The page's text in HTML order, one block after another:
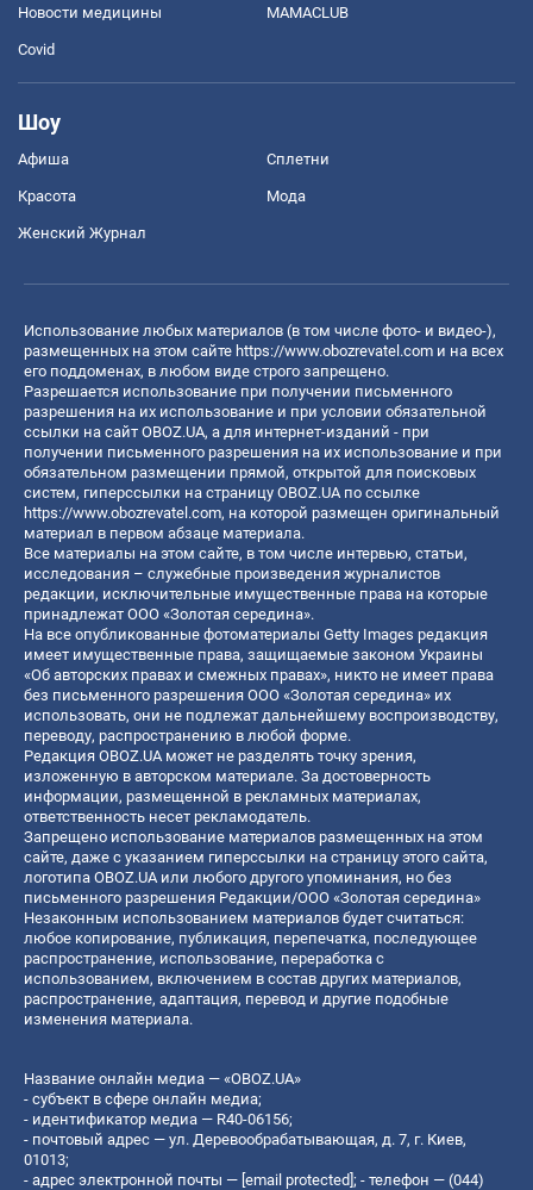
Новости медицины MAMACLUB
Covid
Шоу
Афиша Сплетни
Красота Мода
Женский Журнал
Использование любых материалов (в том числе фото- и видео-),
размещенных на этом сайте https://www.obozrevatel.com и на всех
его поддоменах, в любом виде строго запрещено.
Разрешается использование при получении письменного
разрешения на их использование и при условии обязательной
ссылки на сайт OBOZ.UA, а для интернет-изданий - при
получении письменного разрешения на их использование и при
обязательном размещении прямой, открытой для поисковых
систем, гиперссылки на страницу OBOZ.UA по ссылке
https://www.obozrevatel.com, на которой размещен оригинальный
материал в первом абзаце материала.
Все материалы на этом сайте, в том числе интервью, статьи,
исследования – служебные произведения журналистов
редакции, исключительные имущественные права на которые
принадлежат ООО «Золотая середина».
На все опубликованные фотоматериалы Getty Images редакция
имеет имущественные права, защищаемые законом Украины
«Об авторских правах и смежных правах», никто не имеет права
без письменного разрешения ООО «Золотая середина» их
использовать, они не подлежат дальнейшему воспроизводству,
переводу, распространению в любой форме.
Редакция OBOZ.UA может не разделять точку зрения,
изложенную в авторском материале. За достоверность
информации, размещенной в рекламных материалах,
ответственность несет рекламодатель.
Запрещено использование материалов размещенных на этом
сайте, даже с указанием гиперссылки на страницу этого сайта,
логотипа OBOZ.UA или любого другого упоминания, но без
письменного разрешения Редакции/ООО «Золотая середина»
Незаконным использованием материалов будет считаться:
любое копирование, публикация, перепечатка, последующее
распространение, использование, переработка с
использованием, включением в состав других материалов,
распространение, адаптация, перевод и другие подобные
изменения материала.
Название онлайн медиа — «OBOZ.UA»
- субъект в сфере онлайн медиа;
- идентификатор медиа — R40-06156;
- почтовый адрес — ул. Деревообрабатывающая, д. 7, г. Киев,
01013;
- адрес электронной почты — [email protected] ; - телефон — (044)